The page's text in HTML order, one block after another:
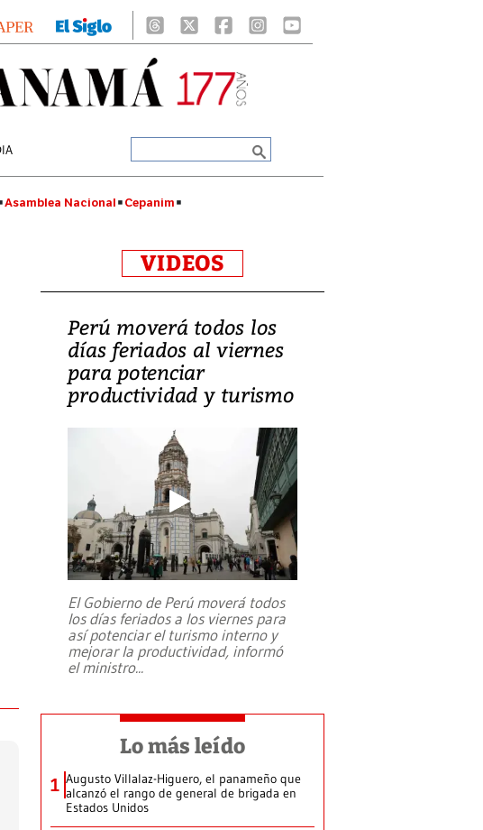
Asamblea Nacional Cepanim
VIDEOS
Perú moverá todos los
días feriados al viernes
para potenciar
productividad y turismo
El Gobierno de Perú moverá todos
los días feriados a los viernes para
así potenciar el turismo interno y
mejorar la productividad, informó
el ministro...
Lo más leído
1 Augusto Villalaz-Higuero, el panameño que
alcanzó el rango de general de brigada en
Estados Unidos